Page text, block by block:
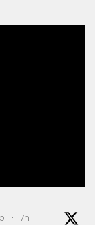
· 7h